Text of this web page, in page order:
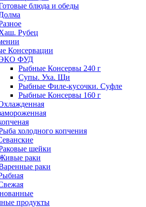
блюда и обеды
Рубец
Консервации
ФУД
Рыбные Консервы 240 г
Супы. Уха. Щи
Рыбные Филе-кусочки. Суфле
Рыбные Консервы 160 г
холодного копчения
шейки
раки
раки
продукты